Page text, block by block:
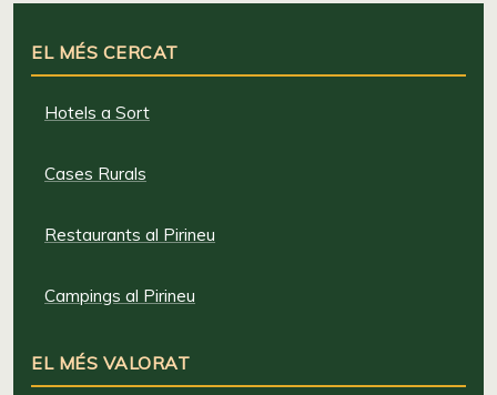
EL MÉS CERCAT
Hotels a Sort
Cases Rurals
Restaurants al Pirineu
Campings al Pirineu
EL MÉS VALORAT